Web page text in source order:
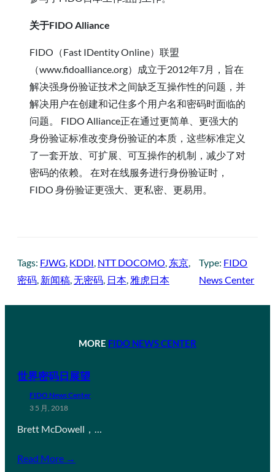
关于FIDO Alliance
FIDO（Fast IDentity Online）联盟
（www.fidoalliance.org）成立于2012年7月，旨在
解决强身份验证技术之间缺乏互操作性的问题，并
解决用户在创建和记住多个用户名和密码时面临的
问题。 FIDO Alliance正在通过更简单、更强大的
身份验证标准改变身份验证的本质，这些标准定义
了一套开放、可扩展、可互操作的机制，减少了对
密码的依赖。 在对在线服务进行身份验证时，
FIDO 身份验证更强大、更私密、更易用。
Tags: FJWG KDDI NTT DOCOMO 东京
密码 新闻稿 无密码 日本 雅虎日本
Type: FIDO
News Center
MORE FIDO NEWS CENTER
世界密码日展望
FIDO News Center
3 5 月, 2018
Brett McDowell，…
Read More →